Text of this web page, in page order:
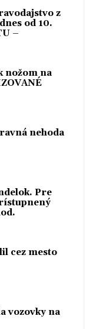
z
od 10.
–
nožom na
nehoda
Pre
cez mesto
vozovky na